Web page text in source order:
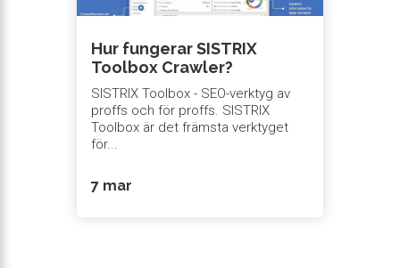
Hur fungerar SISTRIX
Toolbox Crawler?
SISTRIX Toolbox - SEO-verktyg av
proffs och för proffs. SISTRIX
Toolbox är det främsta verktyget
för...
7 mar